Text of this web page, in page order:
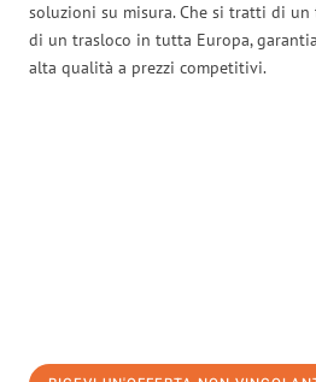
soluzioni su misura. Che si tratti di un
di un trasloco in tutta Europa,
alta qualità a prezzi competitivi.